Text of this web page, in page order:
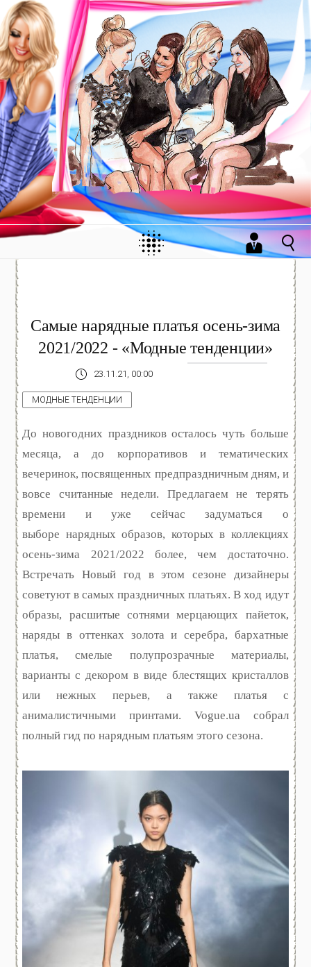
Самые нарядные платья осень-зима
2021/2022 - «Модные тенденции»
23.11.21, 00:00
МОДНЫЕ ТЕНДЕНЦИИ
До новогодних праздников осталось чуть больше
месяца, а до корпоративов и тематических
вечеринок, посвященных предпраздничным дням, и
вовсе считанные недели. Предлагаем не терять
времени и уже сейчас задуматься о
выборе нарядных образов, которых в коллекциях
осень-зима 2021/2022 более, чем достаточно.
Встречать Новый год в этом сезоне дизайнеры
советуют в самых праздничных платьях. В ход идут
образы, расшитые сотнями мерцающих пайеток,
наряды в оттенках золота и серебра, бархатные
платья, смелые полупрозрачные материалы,
варианты с декором в виде блестящих кристаллов
или нежных перьев, а также платья с
анималистичными принтами. Vogue.ua собрал
полный гид по нарядным платьям этого сезона.